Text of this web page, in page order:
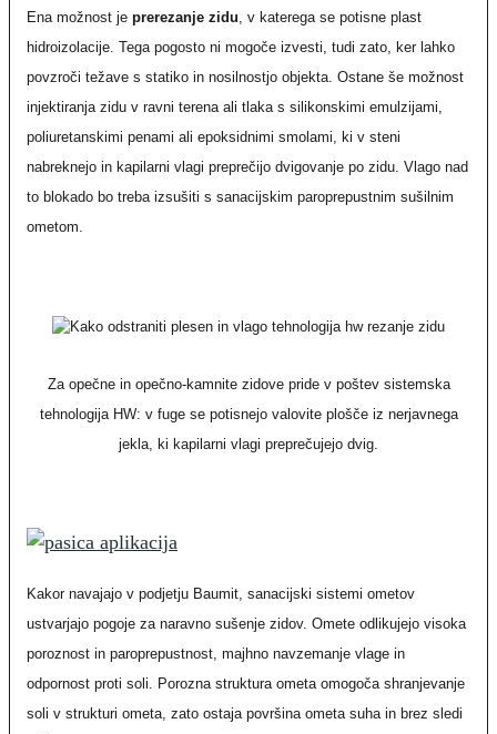
Ena možnost je prerezanje zidu, v katerega se potisne plast
hidroizolacije. Tega pogosto ni mogoče izvesti, tudi zato, ker lahko
povzroči težave s statiko in nosilnostjo objekta. Ostane še možnost
injektiranja zidu v ravni terena ali tlaka s silikonskimi emulzijami,
poliuretanskimi penami ali epoksidnimi smolami, ki v steni
nabreknejo in kapilarni vlagi preprečijo dvigovanje po zidu. Vlago nad
to blokado bo treba izsušiti s sanacijskim paroprepustnim sušilnim
ometom.
Za opečne in opečno-kamnite zidove pride v poštev sistemska
tehnologija HW: v fuge se potisnejo valovite plošče iz nerjavnega
jekla, ki kapilarni vlagi preprečujejo dvig.
Kakor navajajo v podjetju Baumit, sanacijski sistemi ometov
ustvarjajo pogoje za naravno sušenje zidov. Omete odlikujejo visoka
poroznost in paroprepustnost, majhno navzemanje vlage in
odpornost proti soli. Porozna struktura ometa omogoča shranjevanje
soli v strukturi ometa, zato ostaja površina ometa suha in brez sledi